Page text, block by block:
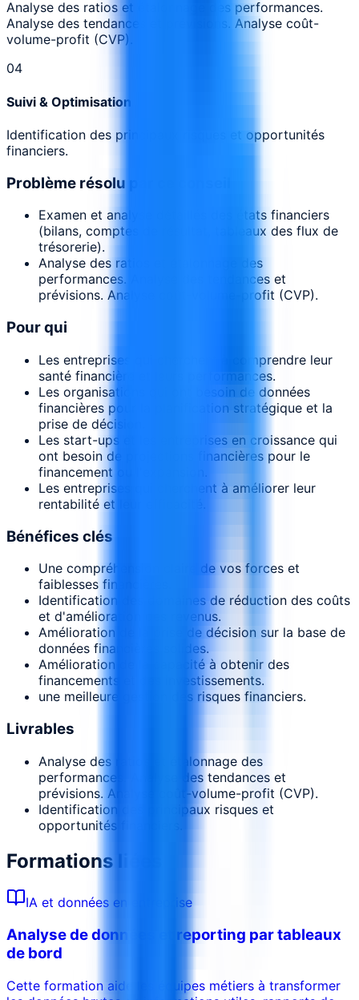
Analyse des ratios et étalonnage des performances.
Analyse des tendances et prévisions. Analyse coût-
volume-profit (CVP).
04
Suivi & Optimisation
Identification des principaux risques et opportunités
financiers.
Problème résolu par ce conseil
Examen et analyse détaillés des états financiers
(bilans, comptes de résultat, tableaux des flux de
trésorerie).
Analyse des ratios et étalonnage des
performances. Analyse des tendances et
prévisions. Analyse coût-volume-profit (CVP).
Pour qui
Les entreprises qui cherchent à comprendre leur
santé financière et leurs performances.
Les organisations qui ont besoin de données
financières pour la planification stratégique et la
prise de décision.
Les start-ups et les entreprises en croissance qui
ont besoin de projections financières pour le
financement ou l'expansion.
Les entreprises qui cherchent à améliorer leur
rentabilité et leur efficacité.
Bénéfices clés
Une compréhension claire de vos forces et
faiblesses financières.
Identification des domaines de réduction des coûts
et d'amélioration des revenus.
Amélioration de la prise de décision sur la base de
données financières solides.
Amélioration de la capacité à obtenir des
financements et des investissements.
une meilleure gestion des risques financiers.
Livrables
Analyse des ratios et étalonnage des
performances. Analyse des tendances et
prévisions. Analyse coût-volume-profit (CVP).
Identification des principaux risques et
opportunités financiers.
Formations liées
IA et données en entreprise
Analyse de données et reporting par tableaux
de bord
Cette formation aide les équipes métiers à transformer